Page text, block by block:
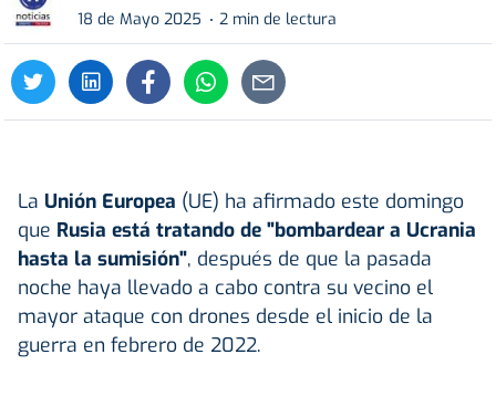
18 de Mayo 2025
2 min de lectura
La Unión Europea (UE) ha afirmado este domingo
que Rusia está tratando de "bombardear a Ucrania
hasta la sumisión", después de que la pasada
noche haya llevado a cabo contra su vecino el
mayor ataque con drones desde el inicio de la
guerra en febrero de 2022.